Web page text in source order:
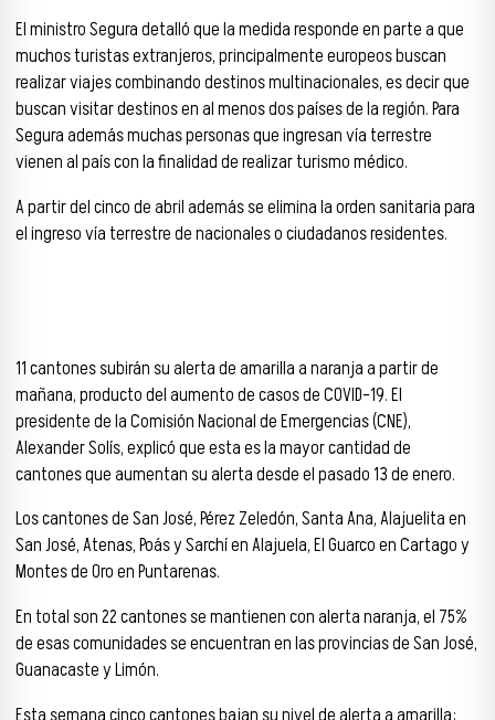
El ministro Segura detalló que la medida responde en parte a que
muchos turistas extranjeros, principalmente europeos buscan
realizar viajes combinando destinos multinacionales, es decir que
buscan visitar destinos en al menos dos países de la región. Para
Segura además muchas personas que ingresan vía terrestre
vienen al país con la finalidad de realizar turismo médico.
A partir del cinco de abril además se elimina la orden sanitaria para
el ingreso vía terrestre de nacionales o ciudadanos residentes.
11 cantones subirán su alerta de amarilla a naranja a partir de
mañana, producto del aumento de casos de COVID-19. El
presidente de la Comisión Nacional de Emergencias (CNE),
Alexander Solís, explicó que esta es la mayor cantidad de
cantones que aumentan su alerta desde el pasado 13 de enero.
Los cantones de San José, Pérez Zeledón, Santa Ana, Alajuelita en
San José, Atenas, Poás y Sarchí en Alajuela, El Guarco en Cartago y
Montes de Oro en Puntarenas.
En total son 22 cantones se mantienen con alerta naranja, el 75%
de esas comunidades se encuentran en las provincias de San José,
Guanacaste y Limón.